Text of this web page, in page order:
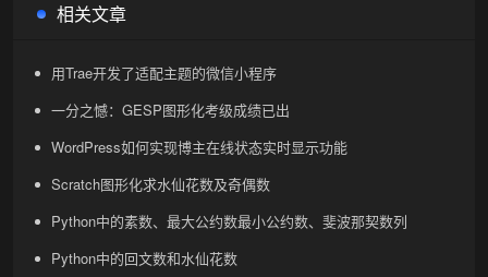
相关文章
用Trae开发了适配主题的微信小程序
一分之憾：GESP图形化考级成绩已出
WordPress如何实现博主在线状态实时显示功能
Scratch图形化求水仙花数及奇偶数
Python中的素数、最大公约数最小公约数、斐波那契数列
Python中的回文数和水仙花数